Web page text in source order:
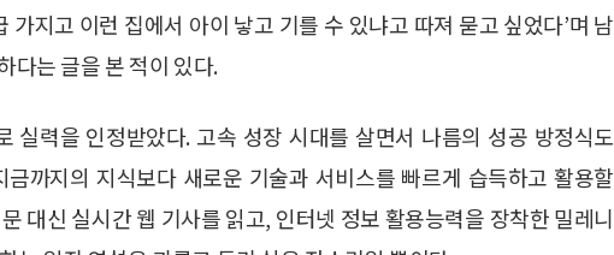
가지고 이런 집에서 아이 낳고 기를 수 있냐고 따져 묻고 싶었다’며 남
다는 글을 본 적이 있다.
실력을 인정받았다. 고속 성장 시대를 살면서 나름의 성공 방정식도
까지의 지식보다 새로운 기술과 서비스를 빠르게 습득하고 활용할
대신 실시간 웹 기사를 읽고, 인터넷 정보 활용능력을 장착한 밀레니